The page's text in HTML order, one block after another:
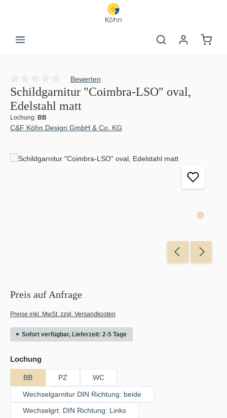
Durchschnittliche Bewertung von 0 von 5 Sternen
Bewerten
Schildgarnitur "Coimbra-LSO" oval,
Edelstahl matt
Lochung: BB
C&F Köhn Design GmbH & Co. KG
Bildergalerie überspringen
Preis auf Anfrage
Preise inkl. MwSt. zzgl. Versandkosten
Sofort verfügbar, Lieferzeit: 2-5 Tage
Lochungauswählen
BB PZ WC
Wechselgarnitur DIN Richtung: beide
Wechselgrt. DIN Richtung: Links